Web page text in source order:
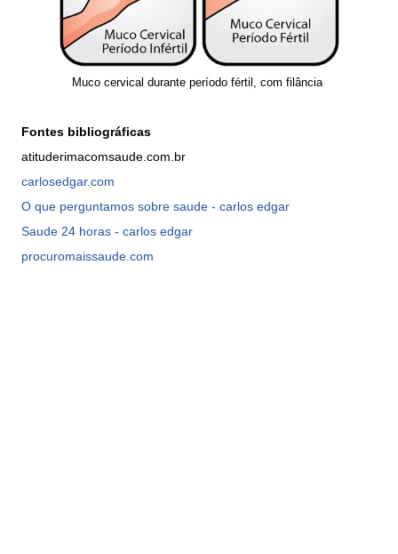
Muco cervical durante período fértil, com filância
Fontes bibliográficas
atituderimacomsaude.com.br
carlosedgar.com
O que perguntamos sobre saude - carlos edgar
Saude 24 horas - carlos edgar
procuromaissaude.com